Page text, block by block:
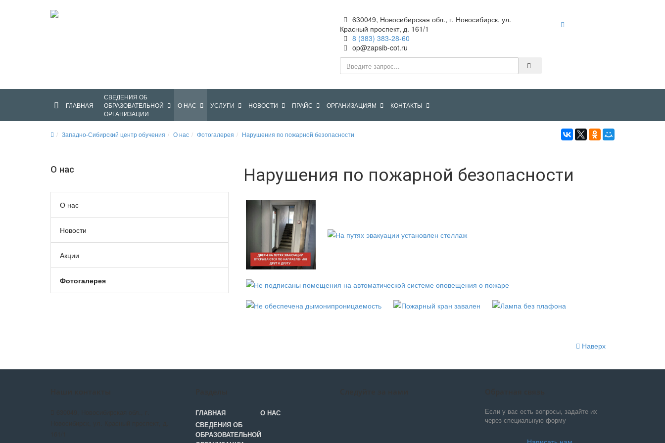
630049, Новосибирская обл., г. Новосибирск, ул.
Красный проспект, д. 161/1
8 (383) 383-28-60
op@zapsib-cot.ru
ГЛАВНАЯ
СВЕДЕНИЯ ОБ
ОБРАЗОВАТЕЛЬНОЙ
ОРГАНИЗАЦИИ
О НАС УСЛУГИ НОВОСТИ ПРАЙС ОРГАНИЗАЦИЯМ КОНТАКТЫ
Западно-Сибирский центр обучения О нас Фотогалерея Нарушения по пожарной безопасности
О нас
О нас
Новости
Акции
Фотогалерея
Нарушения по пожарной безопасности
Наверх
ГЛАВНАЯ
СВЕДЕНИЯ ОБ
ОБРАЗОВАТЕЛЬНОЙ
О НАС
Если у вас есть вопросы, задайте их
через специальную форму